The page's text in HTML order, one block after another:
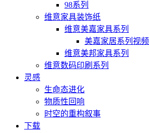
98系列
维意家具装饰纸
维意美嘉家具系列
美嘉家居系列视频
维意美邦家具系列
维意数码印刷系列
灵感
生命态进化
物质性回响
时空的重构叙事
下载